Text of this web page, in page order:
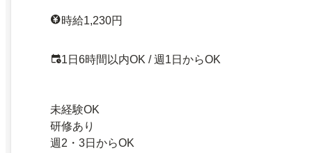
時給1,230円
1日6時間以内OK / 週1日からOK
未経験OK
研修あり
週2・3日からOK